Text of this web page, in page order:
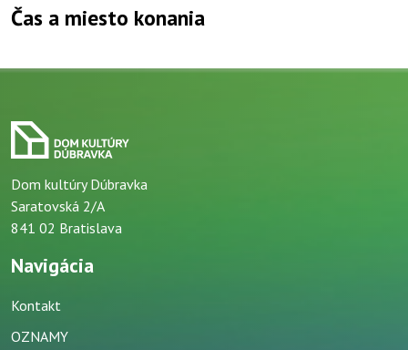
Čas a miesto konania
Dom kultúry Dúbravka
Saratovská 2/A
841 02 Bratislava
Navigácia
Kontakt
OZNAMY